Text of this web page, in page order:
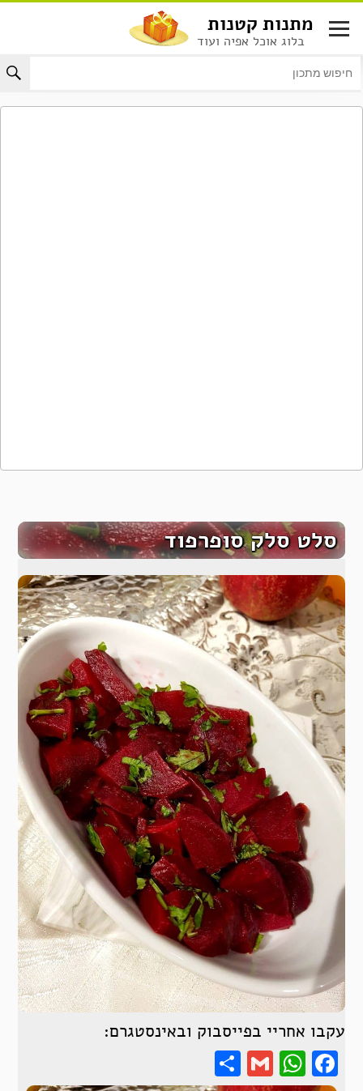
לתוכן
מתנות קטנות
בלוג אוכל אפיה ועוד
סלט סלק סופרפוד
עקבו אחריי בפייסבוק ובאינסטגרם:
Facebook
WhatsApp
Gmail